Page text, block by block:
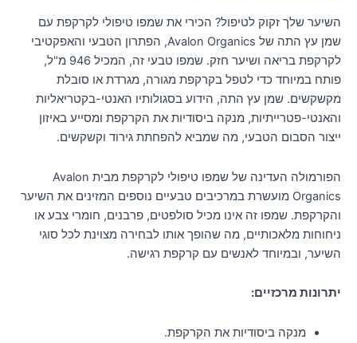
השיער שלך זקוק לטיפול? הכירי את שמפו טיפולי לקרקפת עם
שמן עץ התה של Avalon Organics, הפתרון הטבעי והאפקטיבי
לקרקפת בריאה ושיער חזק. שמפו טבעי זה, המכיל 946 מ"ל,
פותח במיוחד כדי לטפל בקרקפת מגורה, מגרדת או סובלת
מקשקשים. שמן עץ התה, הידוע בסגולותיו האנטי-בקטריאליות
והאנטי-פטרייתיות, מנקה ביסודיות את הקרקפת ומסייע באיזון
ייצור הסבום הטבעי, מה שמביא להפחתת גירוד וקשקשים.
הפורמולה העדינה של שמפו טיפולי לקרקפת מבית Avalon
Organics מועשרת במרכיבים טבעיים נוספים המזינים את השיער
והקרקפת. שמפו זה אינו מכיל סולפטים, פרבנים, חומרי צבע או
ניחוחות מלאכותיים, מה שהופך אותו לבחירה מצוינת לכל סוגי
השיער, ובמיוחד לאנשים עם קרקפת רגישה.
יתרונות מרכזיים:
מנקה ביסודיות את הקרקפת.